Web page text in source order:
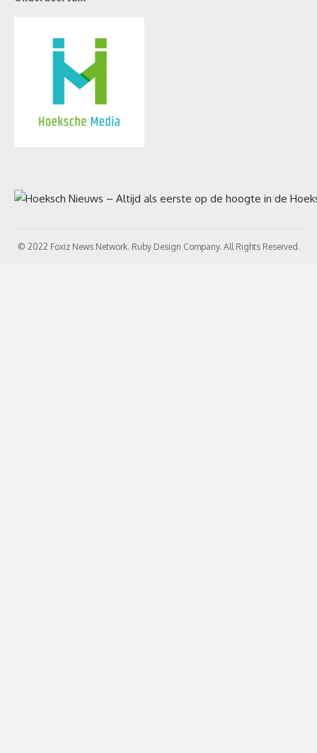
© 2022 Foxiz News Network. Ruby Design Company. All Rights Reserved.